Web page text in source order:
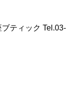
ティック Tel.03-